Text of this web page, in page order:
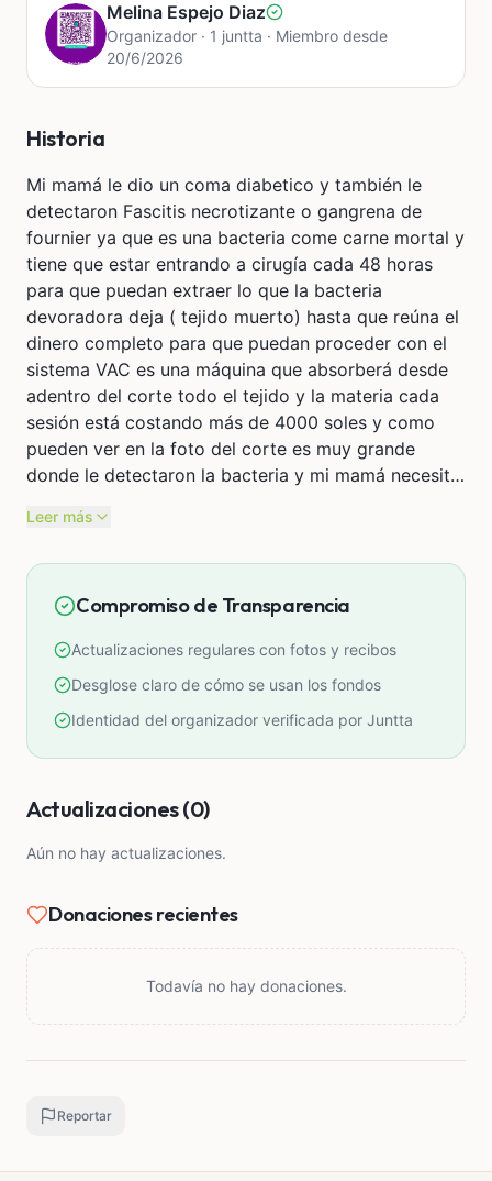
Melina Espejo Diaz
Organizador · 1 juntta · Miembro desde
20/6/2026
Historia
Mi mamá le dio un coma diabetico y también le
detectaron Fascitis necrotizante o gangrena de
fournier ya que es una bacteria come carne mortal y
tiene que estar entrando a cirugía cada 48 horas
para que puedan extraer lo que la bacteria
devoradora deja ( tejido muerto) hasta que reúna el
dinero completo para que puedan proceder con el
sistema VAC es una máquina que absorberá desde
adentro del corte todo el tejido y la materia cada
sesión está costando más de 4000 soles y como
pueden ver en la foto del corte es muy grande
donde le detectaron la bacteria y mi mamá necesita
Leer más
Compromiso de Transparencia
Actualizaciones regulares con fotos y recibos
Desglose claro de cómo se usan los fondos
Identidad del organizador verificada por Juntta
Actualizaciones (0)
Aún no hay actualizaciones.
Donaciones recientes
Todavía no hay donaciones.
Reportar